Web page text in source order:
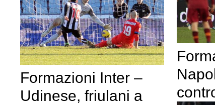
Formazioni Inter –
Udinese, friulani a